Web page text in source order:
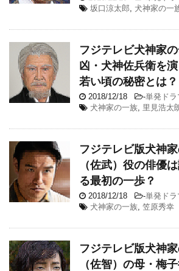
坂口涼太郎
犬神家の一
フジテレビ犬神家
凶・犬神佐兵衛を
若い頃の秘密とは？
2018/12/18 -単発ドラ
犬神家の一族 里見浩太
フジテレビ版犬神
（佐武）役の俳優
る最初の一歩？
2018/12/18 -単発ドラ
犬神家の一族 笠原秀幸
フジテレビ版犬神
（佐智）の母・梅